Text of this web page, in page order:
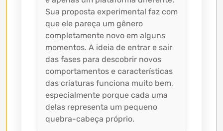
Sua proposta experimental faz com
que ele pareça um gênero
completamente novo em alguns
momentos. A ideia de entrar e sair
das fases para descobrir novos
comportamentos e características
das criaturas funciona muito bem,
especialmente porque cada uma
delas representa um pequeno
quebra-cabeça próprio.